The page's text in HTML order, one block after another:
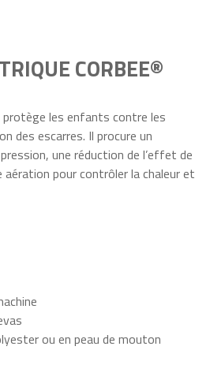
CORBEE®
les enfants contre les
des escarres. Il procure un
une réduction de l’effet de
pour contrôler la chaleur et
ou en peau de mouton